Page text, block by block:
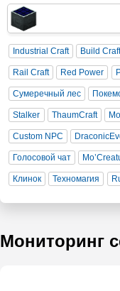
Industrial Craft Build
Rail Craft Red Power
Сумеречный лес
Stalker ThaumCraft
Custom NPC
Голосовой чат
Клинок Техномагия
Мониторинг